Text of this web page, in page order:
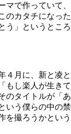
マで作っていて、
のカタチになった
う」というところ
４月に、新と凌と
もし楽人が生きて
のタイトルが「あ
いう僕らの中の禁
を撮ろうかという